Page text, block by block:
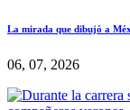
La mirada que dibujó a
06, 07, 2026